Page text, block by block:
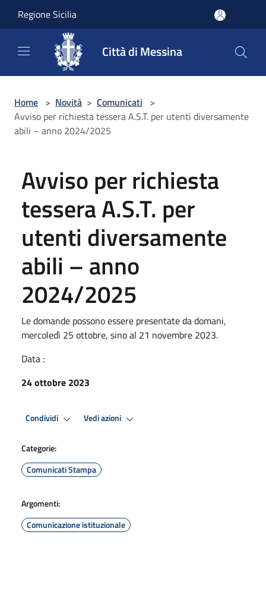
Regione Sicilia
Città di Messina
Home > Novità > Comunicati >
Avviso per richiesta tessera A.S.T. per utenti diversamente
abili – anno 2024/2025
Avviso per richiesta
tessera A.S.T. per
utenti diversamente
abili – anno
2024/2025
Le domande possono essere presentate da domani,
mercoledì 25 ottobre, sino al 21 novembre 2023.
Data :
24 ottobre 2023
Condividi Vedi azioni
Categorie:
Comunicati Stampa
Argomenti:
Comunicazione istituzionale